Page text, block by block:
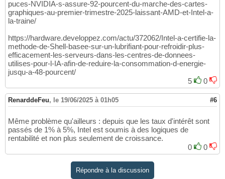
puces-NVIDIA-s-assure-92-pourcent-du-marche-des-cartes-
graphiques-au-premier-trimestre-2025-laissant-AMD-et-Intel-a-
la-traine/
https://hardware.developpez.com/actu/372062/Intel-a-certifie-la-
methode-de-Shell-basee-sur-un-lubrifiant-pour-refroidir-plus-
efficacement-les-serveurs-dans-les-centres-de-donnees-
utilises-pour-l-IA-afin-de-reduire-la-consommation-d-energie-
jusqu-a-48-pourcent/
5
0
RenarddeFeu, le 19/06/2025 à 01h05 #6
Même problème qu'ailleurs : depuis que les taux d'intérêt sont
passés de 1% à 5%, Intel est soumis à des logiques de
rentabilité et non plus seulement de croissance.
0
0
Répondre à la discussion